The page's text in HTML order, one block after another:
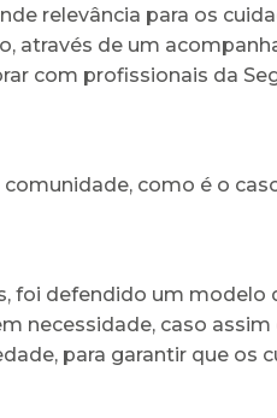
relevância para os
através de um
com profissionais da
como é o
foi defendido um
necessidade, caso
para garantir que